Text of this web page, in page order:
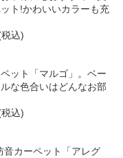
ト!かわいいカラーも充
込)
ット 「マルゴ」
。ベー
な色合いはどんなお部
込)
カーペット
「アレグ